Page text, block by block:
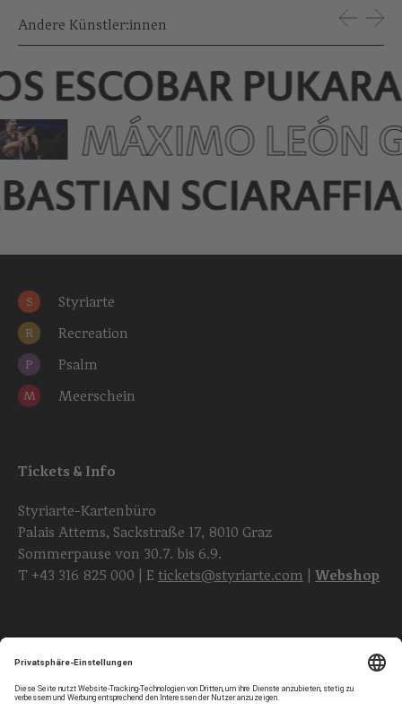
Andere Künstler:innen
ESCOBAR PUKARA
MÁXIMO LEÓN
SCIARAFFIA
S Styriarte
R Recreation
P Psalm
M Meerschein
Tickets & Info
Styriarte-Kartenbüro
Palais Attems, Sackstraße 17, 8010 Graz
Sommerpause von 30.7. bis 6.9.
T +43 316 825 000 | E tickets@styriarte.com Webshop